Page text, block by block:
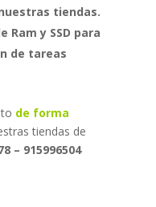
tiendas.
Ram y SSD para
de tareas
de forma
tiendas de
– 915996504